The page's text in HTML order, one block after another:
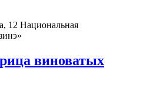
12 Национальная
виноватых